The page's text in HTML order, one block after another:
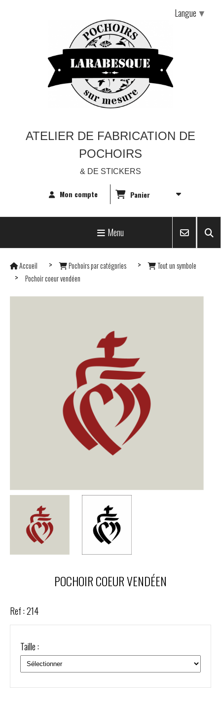
ATELIER DE FABRICATION DE
POCHOIRS
& DE STICKERS
Mon compte Panier
Menu
Accueil Pochoirs par catégories
Tout un symbole
Pochoir coeur vendéen
POCHOIR COEUR VENDÉEN
Ref :214
Taille :
Langue ▼